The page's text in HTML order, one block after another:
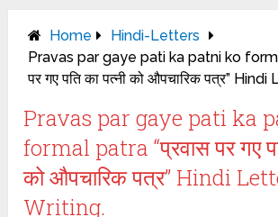
Home
Hindi-Letters
Pravas par gaye pati ka patni ko
पर गए पति का पत्नी को औपचारिक पत्र”
Pravas par gaye pati ka
formal patra “प्रवास पर गए
को औपचारिक पत्र” Hindi
Writing.